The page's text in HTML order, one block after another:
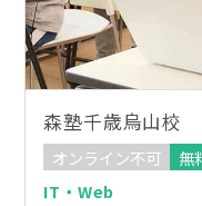
森塾千歳烏山校
オンライン不可
無
IT・Web